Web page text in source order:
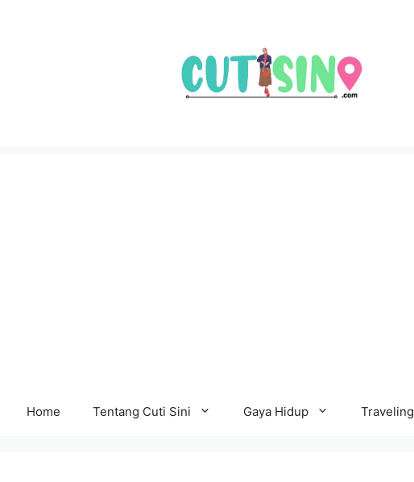
Home Tentang Cuti Sini Gaya Hidup Traveling